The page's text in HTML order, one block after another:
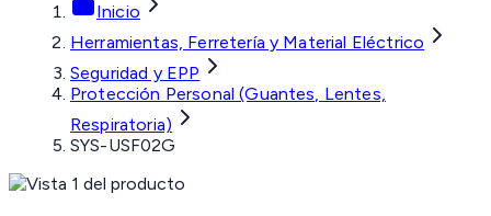
Inicio
Herramientas, Ferretería y Material Eléctrico
Seguridad y EPP
Protección Personal (Guantes, Lentes,
Respiratoria)
SYS-USF02G